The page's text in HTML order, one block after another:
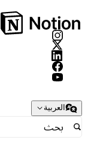
العربية